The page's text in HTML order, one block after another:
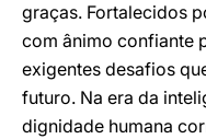
graças. Fortalecidos
com ânimo confiante
exigentes desafios
futuro. Na era da
dignidade humana